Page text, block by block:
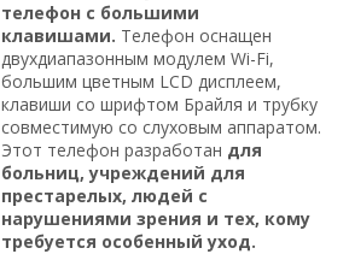
телефон с большими
клавишами. Телефон оснащен
двухдиапазонным модулем Wi-Fi,
большим цветным LCD дисплеем,
клавиши со шрифтом Брайля и трубку
совместимую со слуховым аппаратом.
Этот телефон разработан для
больниц, учреждений для
престарелых, людей с
нарушениями зрения и тех, кому
требуется особенный уход.